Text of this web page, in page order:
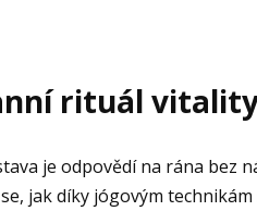
rituál
je odpovědí na rána bez
jak díky jógovým